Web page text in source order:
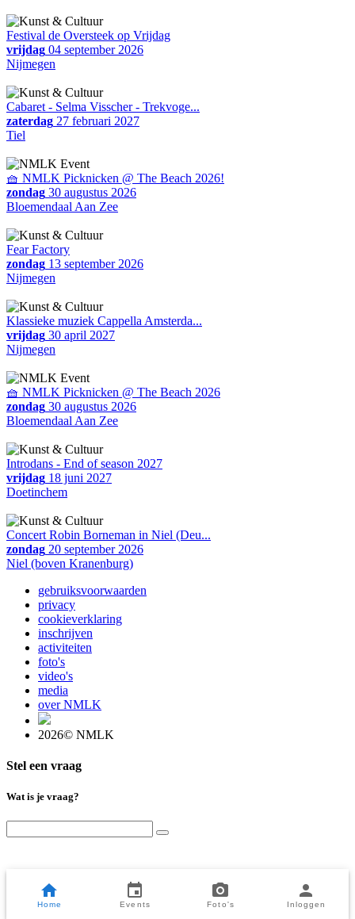
Festival de Oversteek op Vrijdag
vrijdag 04 september 2026
Nijmegen
Cabaret - Selma Visscher - Trekvoge...
zaterdag 27 februari 2027
Tiel
🧺 NMLK Picknicken @ The Beach 2026!
zondag 30 augustus 2026
Bloemendaal Aan Zee
Fear Factory
zondag 13 september 2026
Nijmegen
Klassieke muziek Cappella Amsterda...
vrijdag 30 april 2027
Nijmegen
🧺 NMLK Picknicken @ The Beach 2026
zondag 30 augustus 2026
Bloemendaal Aan Zee
Introdans - End of season 2027
vrijdag 18 juni 2027
Doetinchem
Concert Robin Borneman in Niel (Deu...
zondag 20 september 2026
Niel (boven Kranenburg)
gebruiksvoorwaarden
privacy
cookieverklaring
inschrijven
activiteiten
foto's
video's
media
over NMLK
2026© NMLK
Stel een vraag
Wat is je vraag?
Home Events Foto's Inloggen